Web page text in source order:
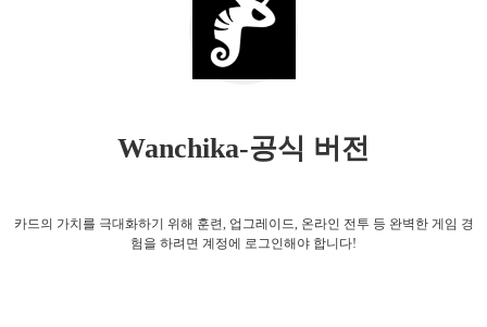
Wanchika-공식 버전
카드의 가치를 극대화하기 위해 훈련, 업그레이드, 온라인 전투 등 완벽한 게임 경
험을 하려면 계정에 로그인해야 합니다!